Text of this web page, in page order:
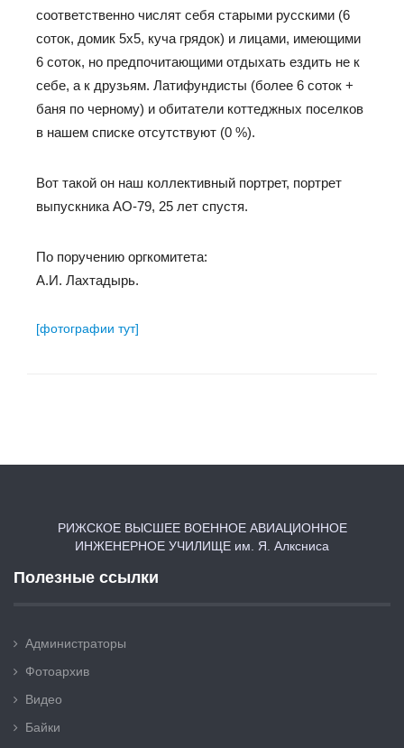
соответственно числят себя старыми русскими (6
соток, домик 5х5, куча грядок) и лицами, имеющими
6 соток, но предпочитающими отдыхать ездить не к
себе, а к друзьям. Латифундисты (более 6 соток +
баня по черному) и обитатели коттеджных поселков
в нашем списке отсутствуют (0 %).
Вот такой он наш коллективный портрет, портрет
выпускника АО-79, 25 лет спустя.
По поручению оргкомитета:
А.И. Лахтадырь.
[фотографии тут]
РИЖСКОЕ ВЫСШЕЕ ВОЕННОЕ АВИАЦИОННОЕ
ИНЖЕНЕРНОЕ УЧИЛИЩЕ им. Я. Алксниса
Полезные ссылки
Администраторы
Фотоархив
Видео
Байки